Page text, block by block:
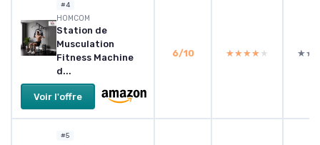
#4
HOMCOM
Station de
Musculation
Fitness Machine
d...
Voir l'offre
6/10 ★★★★★
★★★★★
#5